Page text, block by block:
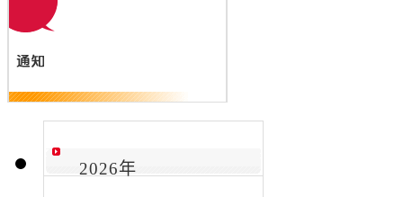
2026年